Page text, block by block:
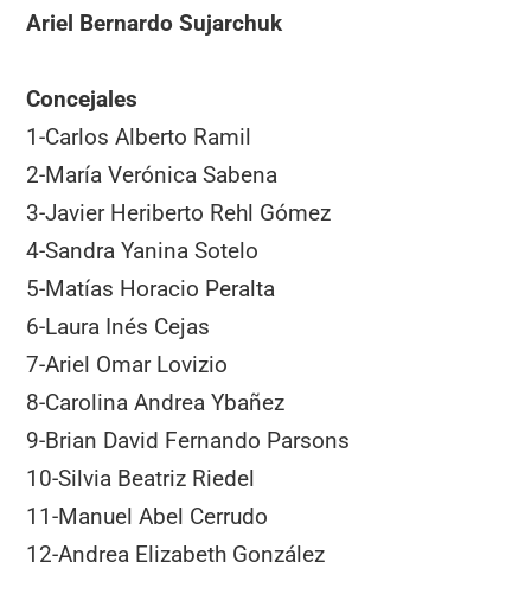
Ariel Bernardo Sujarchuk
Concejales
1-Carlos Alberto Ramil
2-María Verónica Sabena
3-Javier Heriberto Rehl Gómez
4-Sandra Yanina Sotelo
5-Matías Horacio Peralta
6-Laura Inés Cejas
7-Ariel Omar Lovizio
8-Carolina Andrea Ybañez
9-Brian David Fernando Parsons
10-Silvia Beatriz Riedel
11-Manuel Abel Cerrudo
12-Andrea Elizabeth González